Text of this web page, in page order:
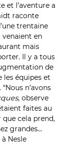
et l’aventure a
raconte
trentaine
venaient en
mais
Il y a tous
de
les équipes et
n’avons
, observe
faites au
que cela prend,
grandes…
Nesle